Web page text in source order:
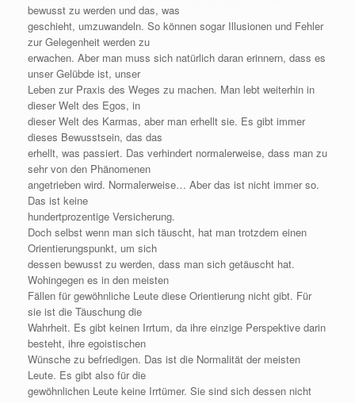
bewusst zu werden und das, was
geschieht, umzuwandeln. So können sogar Illusionen und Fehler
zur Gelegenheit werden zu
erwachen. Aber man muss sich natürlich daran erinnern, dass es
unser Gelübde ist, unser
Leben zur Praxis des Weges zu machen. Man lebt weiterhin in
dieser Welt des Egos, in
dieser Welt des Karmas, aber man erhellt sie. Es gibt immer
dieses Bewusstsein, das das
erhellt, was passiert. Das verhindert normalerweise, dass man zu
sehr von den Phänomenen
angetrieben wird. Normalerweise… Aber das ist nicht immer so.
Das ist keine
hundertprozentige Versicherung.
Doch selbst wenn man sich täuscht, hat man trotzdem einen
Orientierungspunkt, um sich
dessen bewusst zu werden, dass man sich getäuscht hat.
Wohingegen es in den meisten
Fällen für gewöhnliche Leute diese Orientierung nicht gibt. Für
sie ist die Täuschung die
Wahrheit. Es gibt keinen Irrtum, da ihre einzige Perspektive darin
besteht, ihre egoistischen
Wünsche zu befriedigen. Das ist die Normalität der meisten
Leute. Es gibt also für die
gewöhnlichen Leute keine Irrtümer. Sie sind sich dessen nicht